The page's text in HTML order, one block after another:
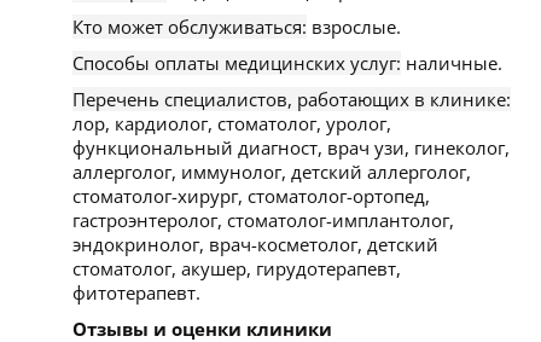
Кто может обслуживаться: взрослые.
Способы оплаты медицинских услуг: наличные.
Перечень специалистов, работающих в клинике:
лор, кардиолог, стоматолог, уролог,
функциональный диагност, врач узи, гинеколог,
аллерголог, иммунолог, детский аллерголог,
стоматолог-хирург, стоматолог-ортопед,
гастроэнтеролог, стоматолог-имплантолог,
эндокринолог, врач-косметолог, детский
стоматолог, акушер, гирудотерапевт,
фитотерапевт.
Отзывы и оценки клиники